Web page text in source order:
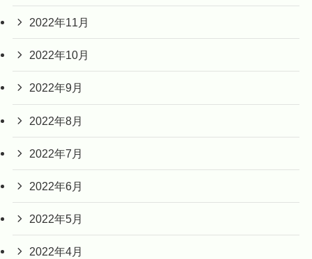
2022年11月
2022年10月
2022年9月
2022年8月
2022年7月
2022年6月
2022年5月
2022年4月